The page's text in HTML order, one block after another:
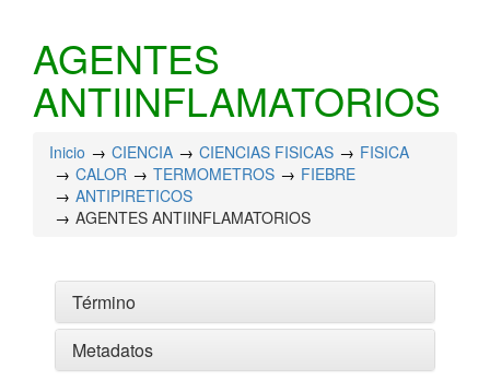
AGENTES
ANTIINFLAMATORIOS
Inicio CIENCIA CIENCIAS FISICAS
FISICA
CALOR
TERMOMETROS
FIEBRE
ANTIPIRETICOS
AGENTES ANTIINFLAMATORIOS
Término
Metadatos